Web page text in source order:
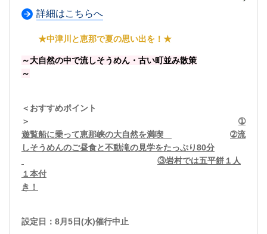
詳細はこちらへ
★中津川と恵那で夏の思い出を！★
～大自然の中で流しそうめん・古い町並み散策
～
＜おすすめポイント
＞ ➀
遊覧船に乗って恵那峡の大自然を満喫
➁流
しそうめんのご昼食と不動滝の見学をたっぷり80分
③岩村では五平餅１人
１本付
き！
設定日：8月5日(水)催行中止